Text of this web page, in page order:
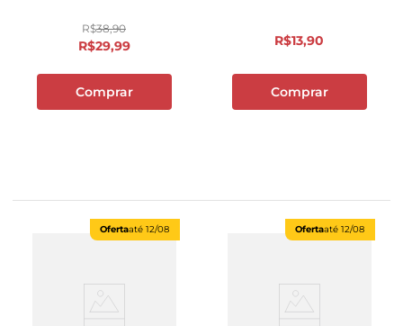
R$38,90
R$29,99
Comprar
R$13,90
Comprar
Ofertaaté 12/08 Ofertaaté 12/08